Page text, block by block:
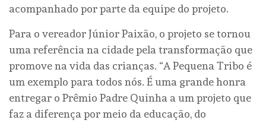
acompanhado por parte da equipe do projeto.
Para o vereador Júnior Paixão, o projeto se tornou
uma referência na cidade pela transformação que
promove na vida das crianças. “A Pequena Tribo é
um exemplo para todos nós. É uma grande honra
entregar o Prêmio Padre Quinha a um projeto que
faz a diferença por meio da educação, do